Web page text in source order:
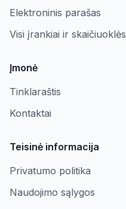
Elektroninis parašas
Visi įrankiai ir skaičiuoklės
Įmonė
Tinklaraštis
Kontaktai
Teisinė informacija
Privatumo politika
Naudojimo sąlygos